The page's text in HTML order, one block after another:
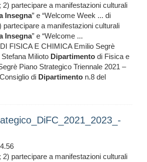
2) partecipare a manifestazioni culturali
Insegna” e “Welcome Week ... di
partecipare a manifestazioni culturali
Insegna” e “Welcome ...
DI FISICA E CHIMICA Emilio Segrè
Milioto Dipartimento di Fisica e
Piano Strategico Triennale 2021 –
di Dipartimento n.8 del
2) partecipare a manifestazioni culturali